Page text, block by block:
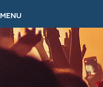
MENU